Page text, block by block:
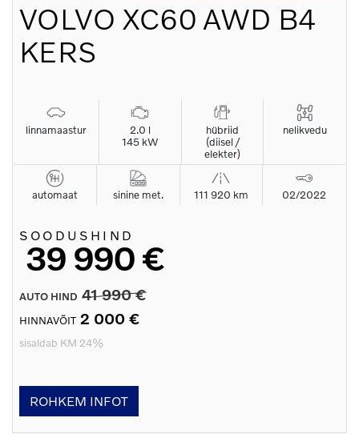
VOLVO XC60 AWD B4
KERS
linnamaastur
2.0 l
145 kW
hübriid
(diisel /
elekter)
nelikvedu
automaat sinine met. 111 920 km 02/2022
SOODUSHIND
39 990 €
AUTO HIND 41 990 €
HINNAVÕIT 2 000 €
sisaldab KM 24%
ROHKEM INFOT